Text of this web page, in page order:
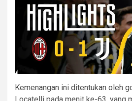
Kemenangan ini ditentukan oleh